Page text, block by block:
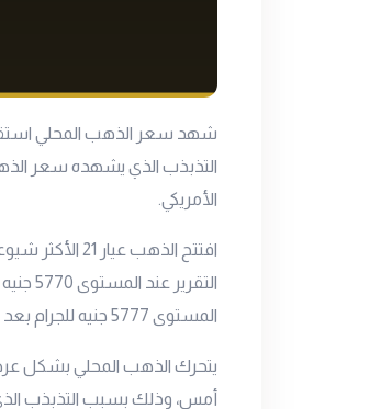
شهد سعر الذهب المحلي
التذبذب الذي يشهده سعر
الأمريكي.
افتتح الذهب عيار 21
المستوى 5777 جنيه للجرام بعد ان افتتح تداولات الأمس عند 5755 جنيه للجرام.
يتحرك الذهب المحلي بشكل
أمس، وذلك بسبب التذبذب